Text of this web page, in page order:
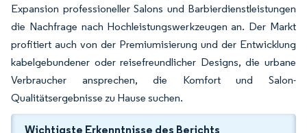
Expansion professioneller Salons und Barbierdienstleistungen
die Nachfrage nach Hochleistungswerkzeugen an. Der Markt
profitiert auch von der Premiumisierung und der Entwicklung
kabelgebundener oder reisefreundlicher Designs, die urbane
Verbraucher ansprechen, die Komfort und Salon-
Qualitätsergebnisse zu Hause suchen.
Wichtigste Erkenntnisse des Berichts